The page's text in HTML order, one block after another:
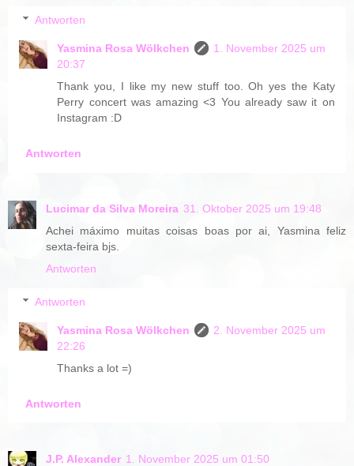
Antworten
Yasmina Rosa Wölkchen
1. November 2025 um
20:37
Thank you, I like my new stuff too. Oh yes the Katy
Perry concert was amazing <3 You already saw it on
Instagram :D
Antworten
Lucimar da Silva Moreira 31. Oktober 2025 um 19:48
Achei máximo muitas coisas boas por ai, Yasmina feliz
sexta-feira bjs.
Antworten
Antworten
Yasmina Rosa Wölkchen
2. November 2025 um
22:26
Thanks a lot =)
Antworten
J.P. Alexander 1. November 2025 um 01:50